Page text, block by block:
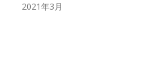
2021年3月